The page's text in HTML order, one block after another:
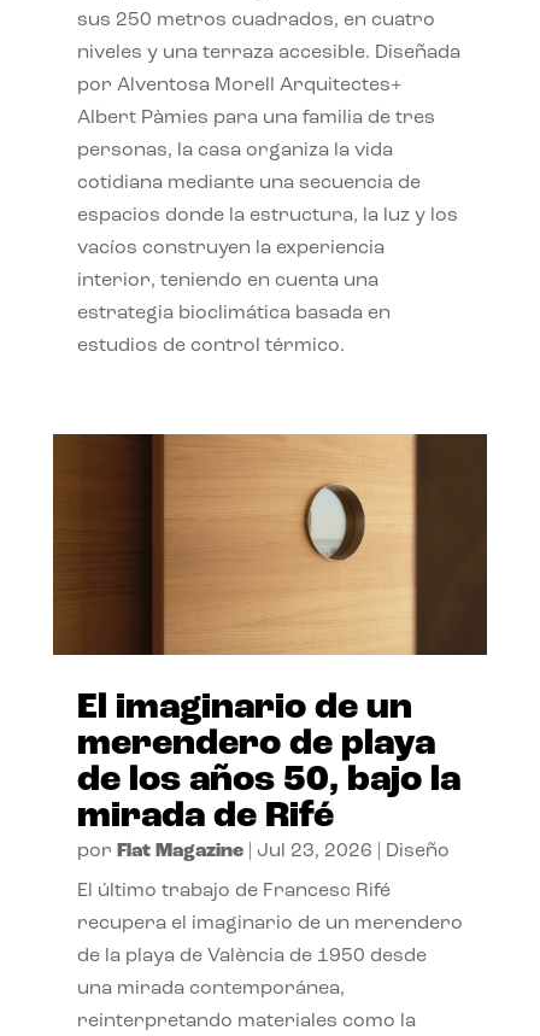
sus 250 metros cuadrados, en cuatro
niveles y una terraza accesible. Diseñada
por Alventosa Morell Arquitectes+
Albert Pàmies para una familia de tres
personas, la casa organiza la vida
cotidiana mediante una secuencia de
espacios donde la estructura, la luz y los
vacíos construyen la experiencia
interior, teniendo en cuenta una
estrategia bioclimática basada en
estudios de control térmico.
El imaginario de un
merendero de playa
de los años 50, bajo la
mirada de Rifé
por Flat Magazine| Jul 23, 2026 Diseño
El último trabajo de Francesc Rifé
recupera el imaginario de un merendero
de la playa de València de 1950 desde
una mirada contemporánea,
reinterpretando materiales como la